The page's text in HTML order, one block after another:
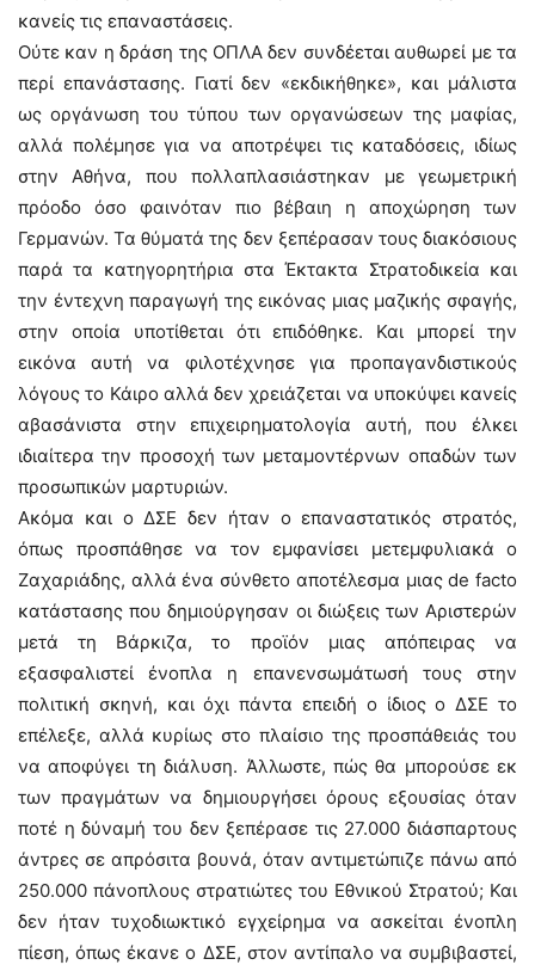
κανείς τις επαναστάσεις.
Ούτε καν η δράση της ΟΠΛΑ δεν συνδέεται αυθωρεί με τα
περί επανάστασης. Γιατί δεν «εκδικήθηκε», και μάλιστα
ως οργάνωση του τύπου των οργανώσεων της μαφίας,
αλλά πολέμησε για να αποτρέψει τις καταδόσεις, ιδίως
στην Αθήνα, που πολλαπλασιάστηκαν με γεωμετρική
πρόοδο όσο φαινόταν πιο βέβαιη η αποχώρηση των
Γερμανών. Τα θύματά της δεν ξεπέρασαν τους διακόσιους
παρά τα κατηγορητήρια στα Έκτακτα Στρατοδικεία και
την έντεχνη παραγωγή της εικόνας μιας μαζικής σφαγής,
στην οποία υποτίθεται ότι επιδόθηκε. Και μπορεί την
εικόνα αυτή να φιλοτέχνησε για προπαγανδιστικούς
λόγους το Κάιρο αλλά δεν χρειάζεται να υποκύψει κανείς
αβασάνιστα στην επιχειρηματολογία αυτή, που έλκει
ιδιαίτερα την προσοχή των μεταμοντέρνων οπαδών των
προσωπικών μαρτυριών.
Ακόμα και ο ΔΣΕ δεν ήταν ο επαναστατικός στρατός,
όπως προσπάθησε να τον εμφανίσει μετεμφυλιακά ο
Ζαχαριάδης, αλλά ένα σύνθετο αποτέλεσμα μιας de facto
κατάστασης που δημιούργησαν οι διώξεις των Αριστερών
μετά τη Βάρκιζα, το προϊόν μιας απόπειρας να
εξασφαλιστεί ένοπλα η επανενσωμάτωσή τους στην
πολιτική σκηνή, και όχι πάντα επειδή ο ίδιος ο ΔΣΕ το
επέλεξε, αλλά κυρίως στο πλαίσιο της προσπάθειάς του
να αποφύγει τη διάλυση. Άλλωστε, πώς θα μπορούσε εκ
των πραγμάτων να δημιουργήσει όρους εξουσίας όταν
ποτέ η δύναμή του δεν ξεπέρασε τις 27.000 διάσπαρτους
άντρες σε απρόσιτα βουνά, όταν αντιμετώπιζε πάνω από
250.000 πάνοπλους στρατιώτες του Εθνικού Στρατού; Και
δεν ήταν τυχοδιωκτικό εγχείρημα να ασκείται ένοπλη
πίεση, όπως έκανε ο ΔΣΕ, στον αντίπαλο να συμβιβαστεί,